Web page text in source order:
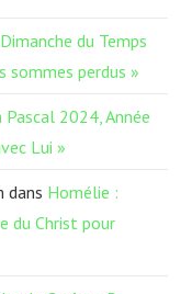
du Temps
sommes perdus »
2024, Année
Lui »
dans Homélie :
du Christ pour